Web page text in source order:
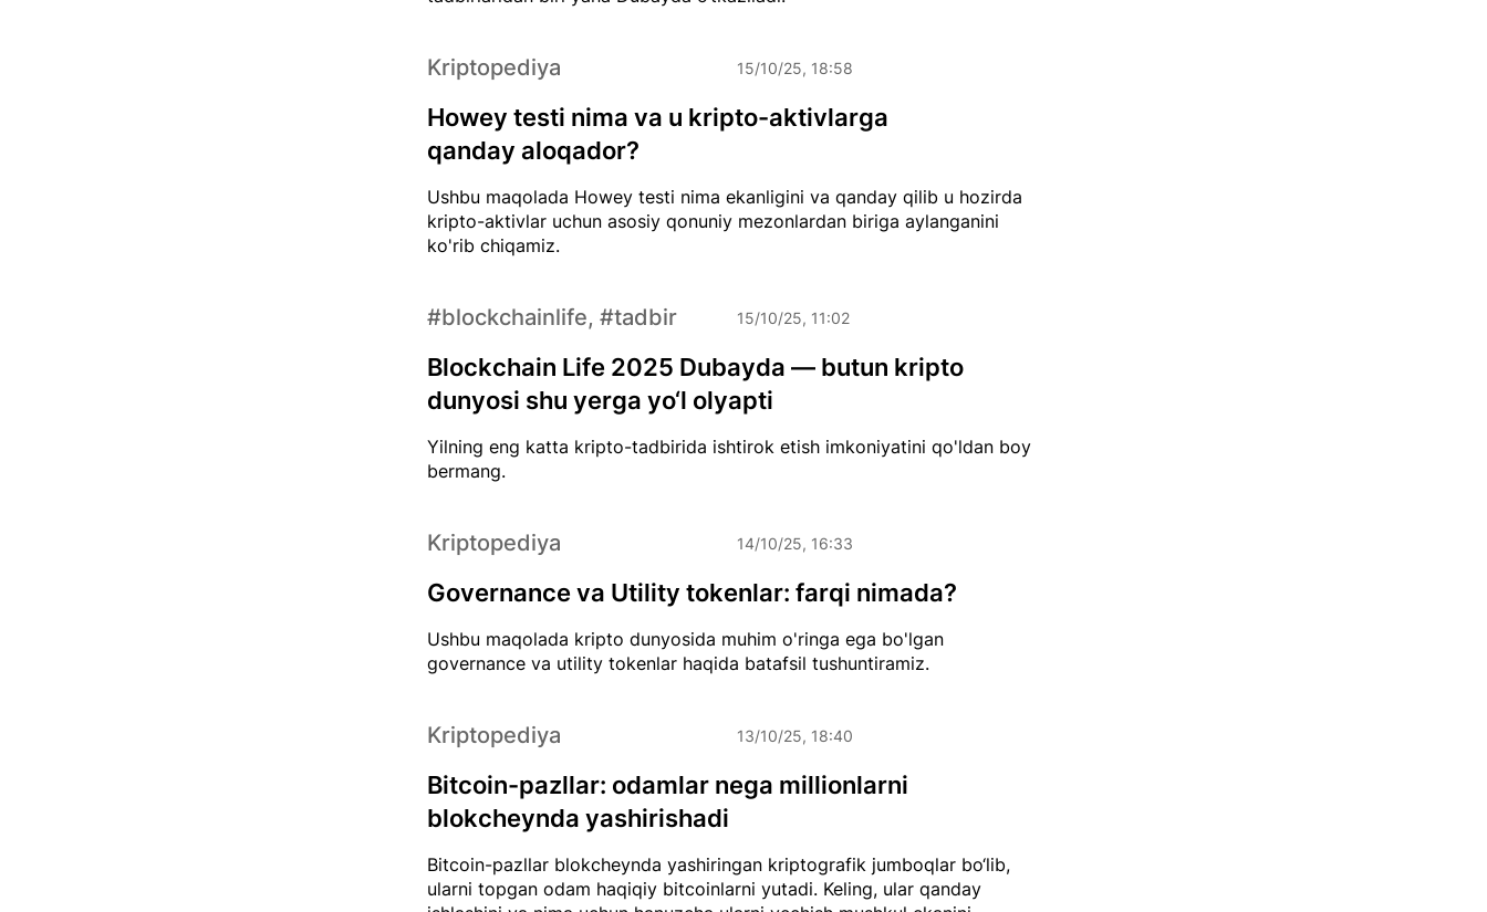
Ushbu maqolada Howey testi nima ekanligini va qanday qilib u hozirda
kripto-aktivlar uchun asosiy qonuniy mezonlardan biriga aylanganini
ko'rib chiqamiz.
Howey testi nima va u kripto-aktivlarga
qanday aloqador?
Kriptopediya 15/10/25, 18:58
Yilning eng katta kripto-tadbirida ishtirok etish imkoniyatini qo'ldan boy
bermang.
Blockchain Life 2025 Dubayda — butun kripto
dunyosi shu yerga yo‘l olyapti
#blockchainlife, #tadbir 15/10/25, 11:02
Ushbu maqolada kripto dunyosida muhim o'ringa ega bo'lgan
governance va utility tokenlar haqida batafsil tushuntiramiz.
Governance va Utility tokenlar: farqi nimada?
Kriptopediya 14/10/25, 16:33
Bitcoin-pazllar blokcheynda yashiringan kriptografik jumboqlar bo‘lib,
ularni topgan odam haqiqiy bitcoinlarni yutadi. Keling, ular qanday
Bitcoin-pazllar: odamlar nega millionlarni
blokcheynda yashirishadi
Kriptopediya 13/10/25, 18:40